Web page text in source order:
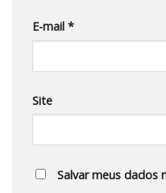
E-mail *
Site
Salvar meus dados